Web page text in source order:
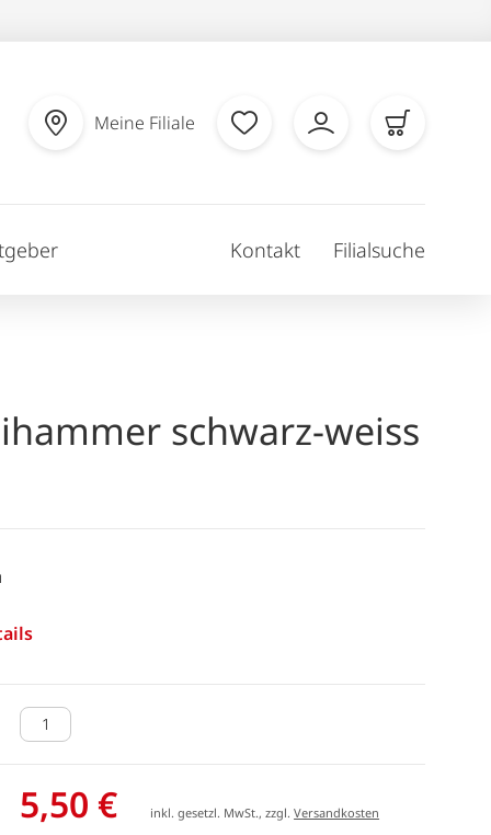
Meine Filiale
Kontakt Filialsuche
schwarz-weiss
5,50 € inkl. gesetzl. MwSt., zzgl.Versandkosten